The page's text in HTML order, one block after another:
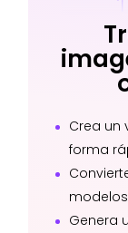
Crea un
forma
modelos
Genera